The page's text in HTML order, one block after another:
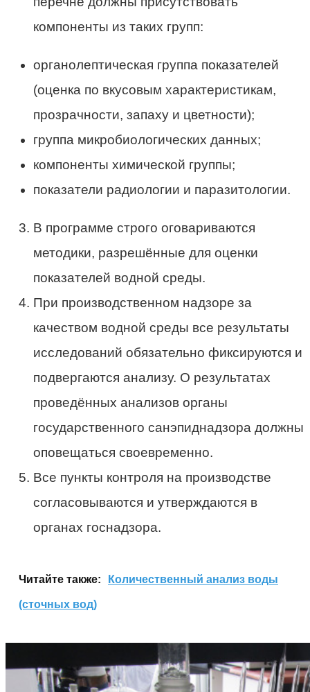
компоненты из таких групп:
органолептическая группа показателей
(оценка по вкусовым характеристикам,
прозрачности, запаху и цветности);
группа микробиологических данных;
компоненты химической группы;
показатели радиологии и паразитологии.
В программе строго оговариваются
методики, разрешённые для оценки
показателей водной среды.
При производственном надзоре за
качеством водной среды все результаты
исследований обязательно фиксируются и
подвергаются анализу. О результатах
проведённых анализов органы
государственного санэпиднадзора должны
оповещаться своевременно.
Все пункты контроля на производстве
согласовываются и утверждаются в
органах госнадзора.
Читайте также: Количественный анализ воды
(сточных вод)